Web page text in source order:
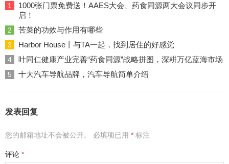
1
1000张门票免费送！AAES大会、药食同源两大会议同步开
启！
2 苦菜的功效与作用有哪些
3 Harbor House丨与TA一起，找到居住的好感觉
4 叶同仁健康产业完善“药食同源”战略拼图，深耕万亿蓝海市场
5 十大汽车导航品牌，汽车导航简单介绍
发表回复
您的邮箱地址不会被公开。 必填项已用 * 标注
评论 *